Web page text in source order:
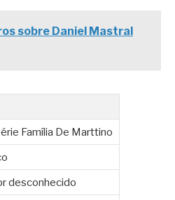
sobre Daniel Mastral
Família De Marttino
desconhecido